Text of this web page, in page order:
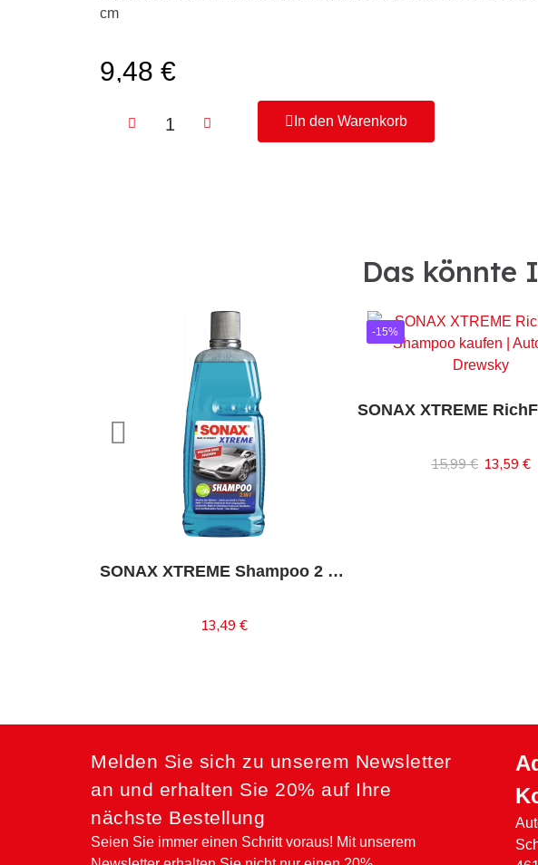
cm
9,48 €
In den Warenkorb
Das könnte
SONAX XTREME Shampoo 2 in 1
13,49 €
In den Warenkorb
-15%
15,99 € 13,59 €
Inhalt auswählen
Melden Sie sich zu unserem Newsletter
an und erhalten Sie 20% auf Ihre
nächste Bestellung
Seien Sie immer einen Schritt voraus! Mit unserem